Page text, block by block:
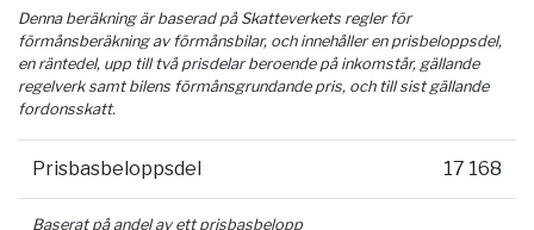
Denna beräkning är baserad på Skatteverkets regler för
förmånsberäkning av förmånsbilar, och innehåller en prisbeloppsdel,
en räntedel, upp till två prisdelar beroende på inkomstår, gällande
regelverk samt bilens förmånsgrundande pris, och till sist gällande
fordonsskatt.
Prisbasbeloppsdel 17 168
Baserat på andel av ett prisbasbelopp